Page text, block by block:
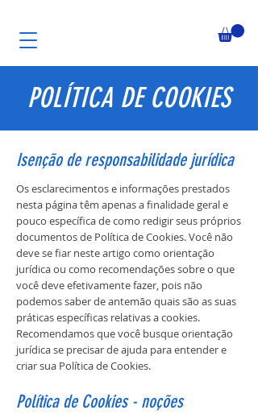
POLÍTICA DE COOKIES
Isenção de responsabilidade jurídica
Os esclarecimentos e informações prestados
nesta página têm apenas a finalidade geral e
pouco específica de como redigir seus próprios
documentos de Política de Cookies. Você não
deve se fiar neste artigo como orientação
jurídica ou como recomendações sobre o que
você deve efetivamente fazer, pois não
podemos saber de antemão quais são as suas
práticas específicas relativas a cookies.
Recomendamos que você busque orientação
jurídica se precisar de ajuda para entender e
criar sua Política de Cookies.
Política de Cookies - noções